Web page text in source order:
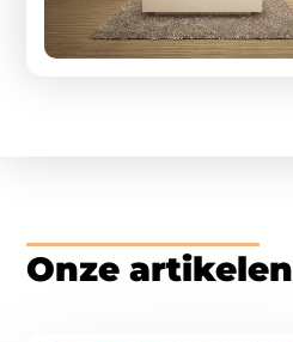
Onze artikelen